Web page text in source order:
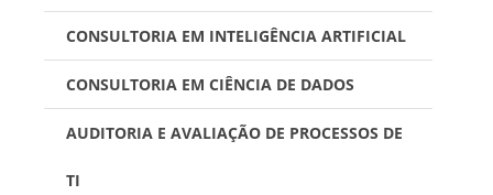
CONSULTORIA EM INTELIGÊNCIA ARTIFICIAL
CONSULTORIA EM CIÊNCIA DE DADOS
AUDITORIA E AVALIAÇÃO DE PROCESSOS DE
TI